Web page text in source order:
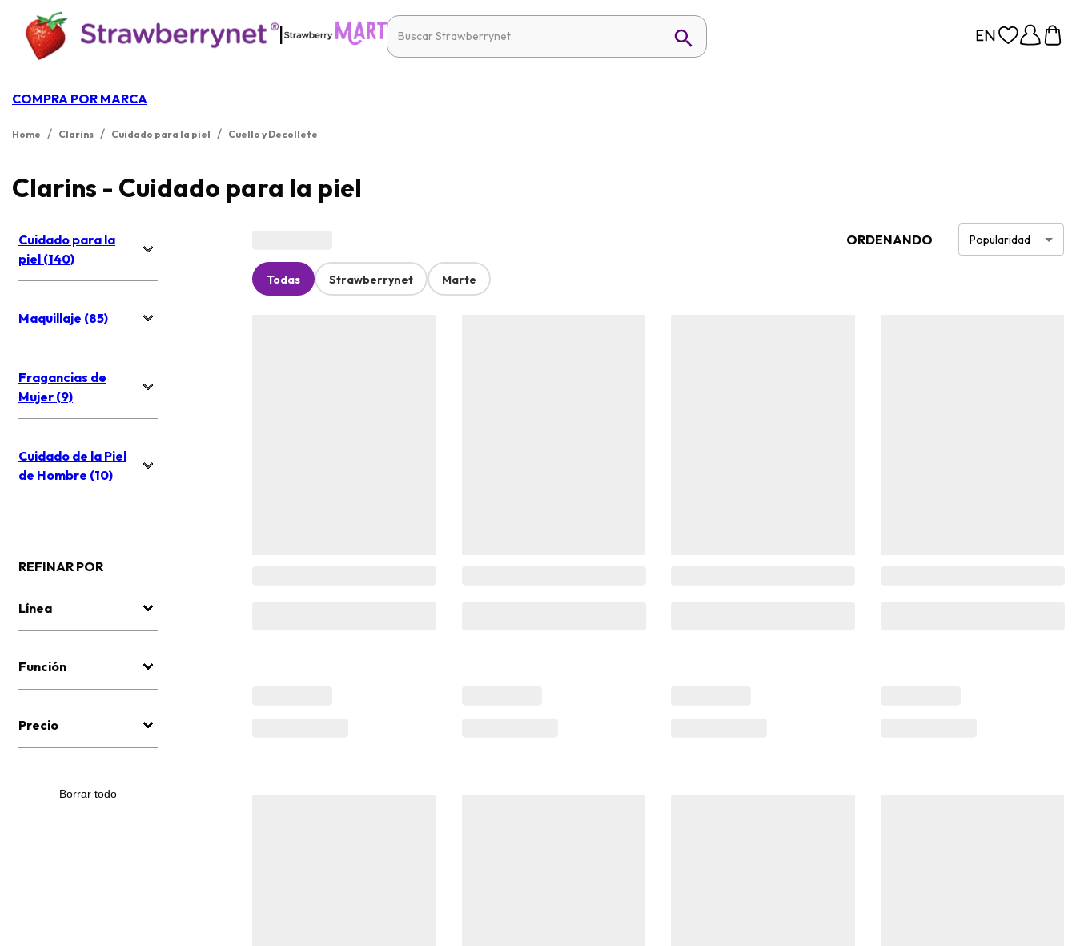
|
COMPRA POR MARCA
Home / Clarins / Cuidado para la piel / Cuello y Decollete
Clarins - Cuidado para la piel
Cuidado para la
piel (140)
Maquillaje (85)
Fragancias de
Mujer (9)
Cuidado de la Piel
de Hombre (10)
REFINAR POR
Línea
Función
Precio
Borrar todo
ORDENANDO Popularidad
Todas Strawberrynet Marte